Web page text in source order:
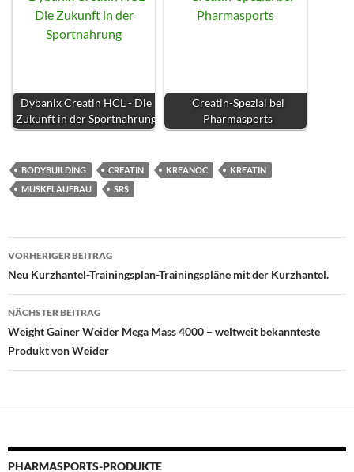
Dybanix Creatin HCL - Die
Zukunft in der Sportnahrung
Creatin-Spezial bei
Pharmasports
BODYBUILDING CREATIN KREANOC
KREATIN
MUSKELAUFBAU
SRS
Beitragsnavigation
VORHERIGER BEITRAG
Neu Kurzhantel-Trainingsplan-Trainingspläne mit der Kurzhantel.
NÄCHSTER BEITRAG
Weight Gainer Weider Mega Mass 4000 – weltweit bekannteste
Produkt von Weider
PHARMASPORTS-PRODUKTE